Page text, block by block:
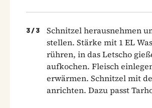
3 / 3
Schnitzel herausnehmen
stellen. Stärke mit 1 EL
rühren, in das Letscho
aufkochen. Fleisch
erwärmen. Schnitzel mit
anrichten. Dazu passt